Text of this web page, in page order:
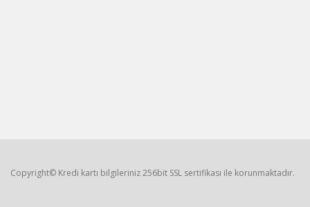
Copyright© Kredi kartı bilgileriniz 256bit SSL sertifikası ile korunmaktadır.